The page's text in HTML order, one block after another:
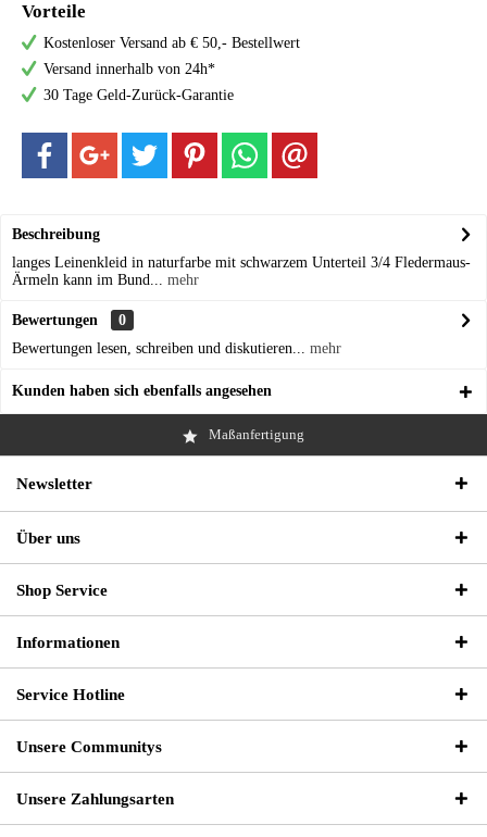
Vorteile
Kostenloser Versand ab € 50,- Bestellwert
Versand innerhalb von 24h*
30 Tage Geld-Zurück-Garantie
Beschreibung
langes Leinenkleid in naturfarbe mit schwarzem Unterteil 3/4 Fledermaus-
Ärmeln kann im Bund... mehr
Bewertungen
0
Bewertungen lesen, schreiben und diskutieren... mehr
Kunden haben sich ebenfalls angesehen
Maßanfertigung
Newsletter
Über uns
Shop Service
Informationen
Service Hotline
Unsere Communitys
Unsere Zahlungsarten